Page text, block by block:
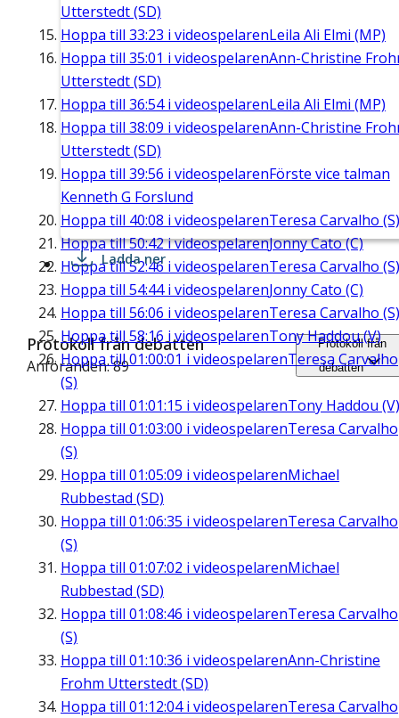
Utterstedt (SD)
Hoppa till 33:23 i videospelarenLeila Ali Elmi (MP)
Hoppa till 35:01 i videospelarenAnn-Christine
Utterstedt (SD)
Hoppa till 36:54i videospelarenLeila Ali Elmi (MP)
Hoppa till 38:09 i videospelarenAnn-Christine
Utterstedt (SD)
Hoppa till 39:56 i videospelarenFörste vice talman
Kenneth G Forslund
Hoppa till 40:08 i videospelarenTeresa Carvalho (S)
Hoppa till50:42i videospelarenJonny Cato (C)
Hoppa till52:46 i videospelarenTeresa Carvalho (S)
Hoppa till 54:44i videospelarenJonny Cato (C)
Hoppa till 56:06 i videospelarenTeresa Carvalho (S)
Hoppa till 58:16 i videospelarenTony Haddou (V)
Hoppa till01:00:01 i videospelarenTeresa Carvalho
(S)
Hoppa till 01:01:15 i videospelarenTony Haddou (V)
Hoppa till 01:03:00 i videospelarenTeresa Carvalho
(S)
Hoppa till 01:05:09 i videospelarenMichael
Rubbestad (SD)
Hoppa till 01:06:35 i videospelarenTeresa Carvalho
(S)
Hoppa till 01:07:02 i videospelarenMichael
Rubbestad (SD)
Hoppa till 01:08:46 i videospelarenTeresa Carvalho
(S)
Hoppa till 01:10:36 i videospelarenAnn-Christine
Frohm Utterstedt (SD)
Hoppa till 01:12:04i videospelarenTeresa Carvalho
Ladda ner
Protokoll från debatten
Anföranden: 89
Protokoll från
debatten